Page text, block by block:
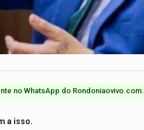
no WhatsApp do Rondoniaovivo.com.​
a isso.